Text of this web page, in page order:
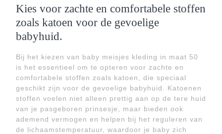
Kies voor zachte en comfortabele stoffen
zoals katoen voor de gevoelige
babyhuid.
Bij het kiezen van baby meisjes kleding in maat 50
is het essentieel om te opteren voor zachte en
comfortabele stoffen zoals katoen, die speciaal
geschikt zijn voor de gevoelige babyhuid. Katoenen
stoffen voelen niet alleen prettig aan op de tere huid
van je pasgeboren prinsesje, maar bieden ook
ademend vermogen en helpen bij het reguleren van
de lichaamstemperatuur, waardoor je baby zich